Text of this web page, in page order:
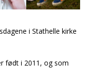
i Stathelle kirke
født i 2011, og som